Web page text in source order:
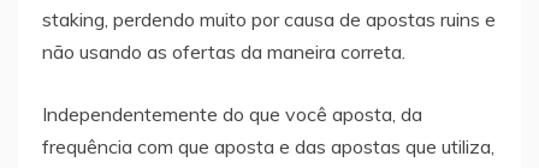
staking, perdendo muito por causa de apostas ruins e
não usando as ofertas da maneira correta.
Independentemente do que você aposta, da
frequência com que aposta e das apostas que utiliza,